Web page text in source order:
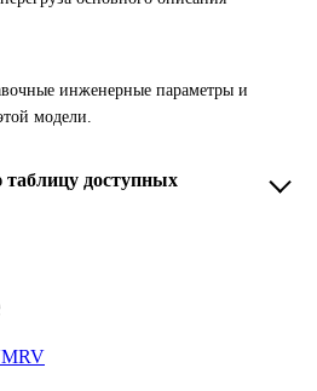
инженерные параметры и
модели.
таблицу доступных